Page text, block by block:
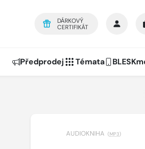
DÁRKOVÝ
CERTIFIKÁT
Předprodej Témata
AUDIOKNIHA (MP3)